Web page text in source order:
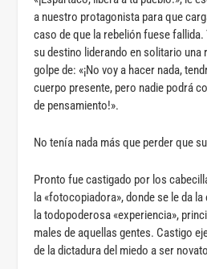
a nuestro protagonista para que
caso de que la rebelión fuese
su destino liderando en solitario una
golpe de: «¡No voy a hacer nada,
cuerpo presente, pero nadie podrá
de pensamiento!».
No tenía nada más que perder que
Pronto fue castigado por los
la «fotocopiadora», donde se le da
la todopoderosa «experiencia»,
males de aquellas gentes. Castigo
de la dictadura del miedo a ser